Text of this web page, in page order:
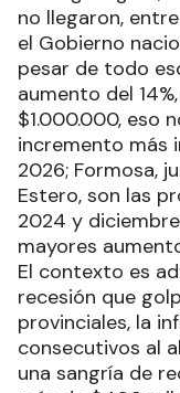
no llegaron,
el Gobierno
pesar de todo
aumento del
$1.000.000, eso
incremento más
2026; Formosa,
Estero, son las
2024 y
mayores
El contexto es
recesión que
provinciales, la
consecutivos al
una sangría de